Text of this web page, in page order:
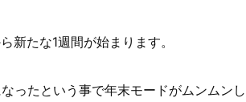
新たな1週間が始まります。
ったという事で年末モードがムンムンし